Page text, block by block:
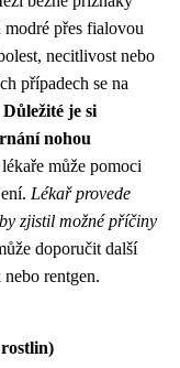
přes fialovou
necitlivost nebo
případech se na
Důležité je si
nohou
může pomoci
Lékař provede
zjistil možné příčiny
doporučit další
rentgen.